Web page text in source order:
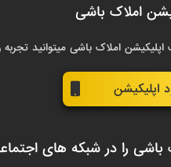
املاک باشی
املاک باشی میتوانید تجربه
اپلیکیشن
باشی را در شبکه های